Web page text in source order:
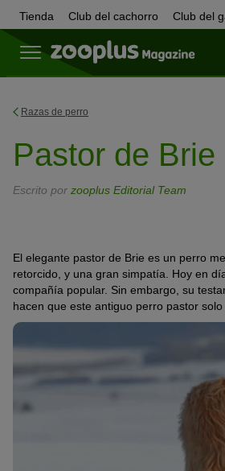
Tienda Club del cachorro Club del
Razas de perro
Pastor de Brie
Escrito por zooplus Editorial Team
El elegante pastor de Brie es un perro
retorcido, y una gran simpatía. Hoy en
compañía popular. Sin embargo, su
hacen que este antiguo perro pastor